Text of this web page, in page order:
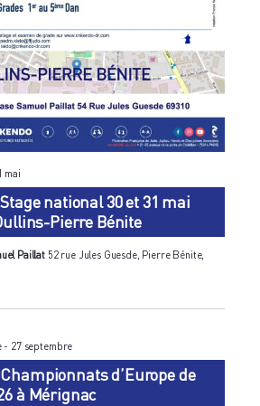
national 30 et 31 mai
Pierre Bénite
mai
Paillat 52 rue Jules Guesde, Pierre Bénite,
Championnats d’Europe de
à Mérignac
- 27 septembre